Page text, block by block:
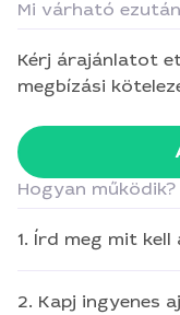
Mi várható
Kérj árajánlatot
megbízási
Hogyan működik?
1. Írd meg mit kell
2. Kapj ingyenes